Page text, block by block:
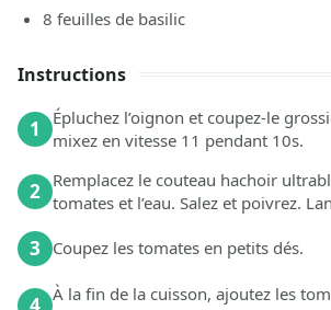
8 feuilles de basilic
Instructions
1
Épluchez l’oignon et coupez-le
mixez en vitesse 11 pendant 10s.
2 Remplacez le couteau hachoir
tomates et l’eau. Salez et poivrez.
3 Coupez les tomates en petits dés.
À la fin de la cuisson, ajoutez les